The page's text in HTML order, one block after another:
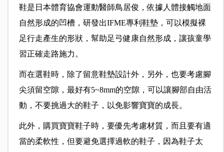
鞋是日本體育協會運動醫師鳥居俊，依據人體接觸地面
自然形成的凹槽，研發出IFME專利鞋墊，可以模擬裸
足行走產生的形狀，幫助足弓健康自然形成，讓孩童學
習正確走路施力。
而在選鞋時，除了留意鞋墊設計外，另外，也要考慮腳
尖須留空隙，最好有5~8mm的空隙，可以讓腳部自由活
動，不要挑過大的鞋子，以免影響寶寶的成長。
此外，購買寶寶鞋子時，要優先考慮材質，而且要有適
當的柔軟性，但要避免選擇過軟的鞋子，因為鞋子太